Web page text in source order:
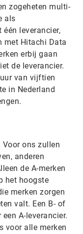
zogeheten multi-
als
leverancier,
met Hitachi Data
erbij gaan
de leverancier.
van vijftien
in Nederland
ons zullen
anderen
de A-merken
het hoogste
merken zorgen
valt. Een B- of
A-leverancier.
voor alle merken